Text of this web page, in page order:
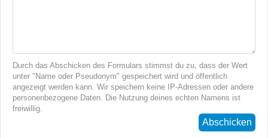
Durch das Abschicken des Formulars stimmst du zu, dass der Wert
unter "Name oder Pseudonym" gespeichert wird und öffentlich
angezeigt werden kann. Wir speichern keine IP-Adressen oder andere
personenbezogene Daten. Die Nutzung deines echten Namens ist
freiwillig.
Abschicken